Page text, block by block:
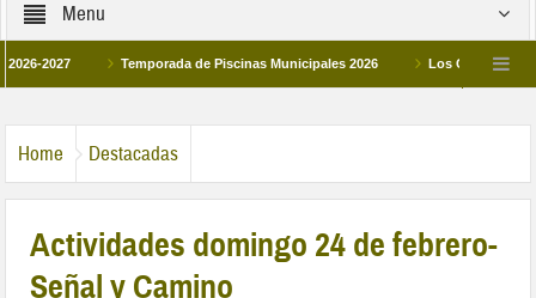
Menu
Temporada de Piscinas Municipales 2026 Los Campus de
Home Destacadas
Actividades domingo 24 de febrero-
Señal y Camino